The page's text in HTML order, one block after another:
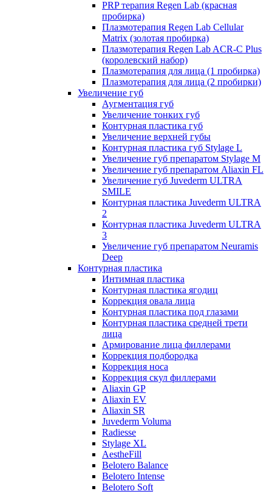
PRP терапия Regen Lab (красная
пробирка)
Плазмотерапия Regen Lab Cellular
Matrix (золотая пробирка)
Плазмотерапия Regen Lab ACR-C Plus
(королевский набор)
Плазмотерапия для лица (1 пробирка)
Плазмотерапия для лица (2 пробирки)
Увеличение губ
Аугментация губ
Увеличение тонких губ
Контурная пластика губ
Увеличение верхней губы
Контурная пластика губ Stylage L
Увеличение губ препаратом Stylage M
Увеличение губ препаратом Aliaxin FL
Увеличение губ Juvederm ULTRA
SMILE
Контурная пластика Juvederm ULTRA
2
Контурная пластика Juvederm ULTRA
3
Увеличение губ препаратом Neuramis
Deep
Контурная пластика
Интимная пластика
Контурная пластика ягодиц
Коррекция овала лица
Контурная пластика под глазами
Контурная пластика средней трети
лица
Армирование лица филлерами
Коррекция подбородка
Коррекция носа
Коррекция скул филлерами
Aliaxin GP
Aliaxin EV
Aliaxin SR
Juvederm Voluma
Radiesse
Stylage XL
AestheFill
Belotero Balance
Belotero Intense
Belotero Soft